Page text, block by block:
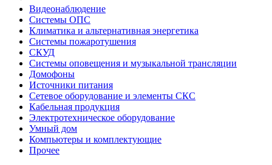
Видеонаблюдение
Системы ОПС
Климатика и альтернативная энергетика
Системы пожаротушения
СКУД
Системы оповещения и музыкальной трансляции
Домофоны
Источники питания
Сетевое оборудование и элементы СКС
Кабельная продукция
Электротехническое оборудование
Умный дом
Компьютеры и комплектующие
Прочее